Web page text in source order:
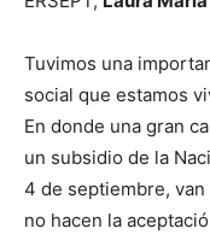
Tuvimos una
social que estamos
En donde una gran
un subsidio de la
4 de septiembre,
no hacen la